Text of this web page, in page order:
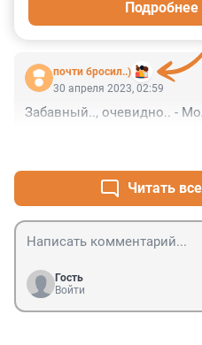
почти бросил..)
30 апреля 2023, 02:59
Забавный.., очевидно.. -
Читать
Гость
Войти